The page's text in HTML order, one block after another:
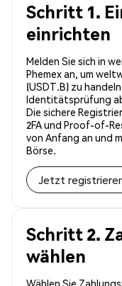
Schritt 1.
einrichten
Melden Sie sich in
Phemex an, um
(USDT.B) zu
Identitätsprüfung
Die sichere
2FA und Proof-of-
von Anfang an und
Börse.
Jetzt
Schritt 2.
wählen
Wählen Sie